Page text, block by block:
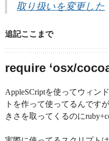
取り扱いを変更した
追記ここまで
require ‘osx/
AppleSCriptを使ってウィン
トを作って使ってるんです
きさを取ってくるのに